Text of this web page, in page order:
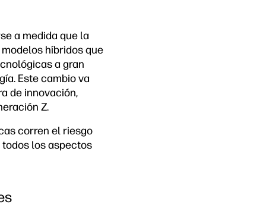
a medida que la
híbridos que
a gran
Este cambio va
de innovación,
Z.
corren el riesgo
los aspectos